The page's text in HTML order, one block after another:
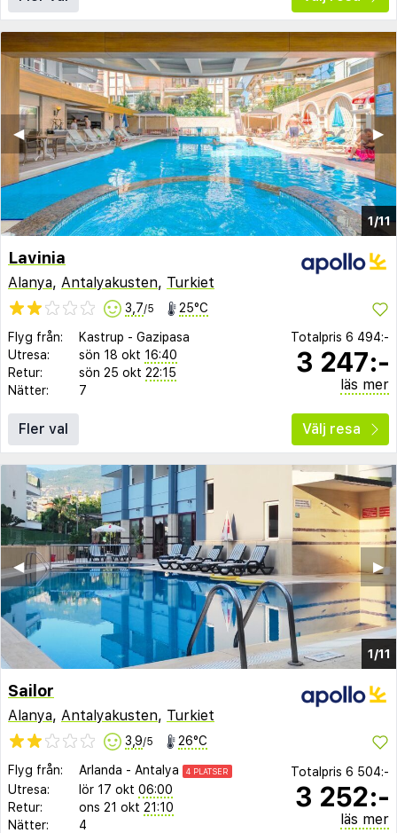
1/11
▶︎
◀︎
Lavinia
Alanya, Antalyakusten, Turkiet
3,7/5 25°C
Flyg från: Kastrup - Gazipasa
Utresa:
sön 18 okt 16:40
Retur:
sön 25 okt 22:15
Nätter:
7
Totalpris 6 494:-
3 247:-
läs mer
Fler val Välj resa
1/11
▶︎
◀︎
Sailor
Alanya, Antalyakusten, Turkiet
3,9/5 26°C
Flyg från: Arlanda - Antalya 4 PLATSER
Utresa: lör 17 okt 06:00
Retur:
ons 21 okt 21:10
Nätter:
4
Totalpris 6 504:-
3 252:-
läs mer